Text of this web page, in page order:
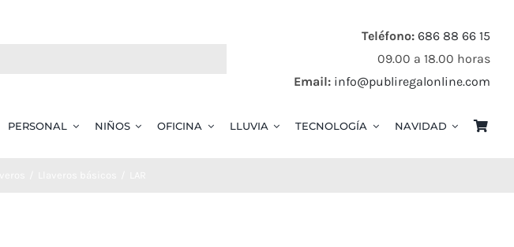
Teléfono: 686 88 66 15
09.00 a 18.00 horas
Email: info@publiregalonline.com
PERSONAL NIÑOS OFICINA LLUVIA TECNOLOGÍA NAVIDAD